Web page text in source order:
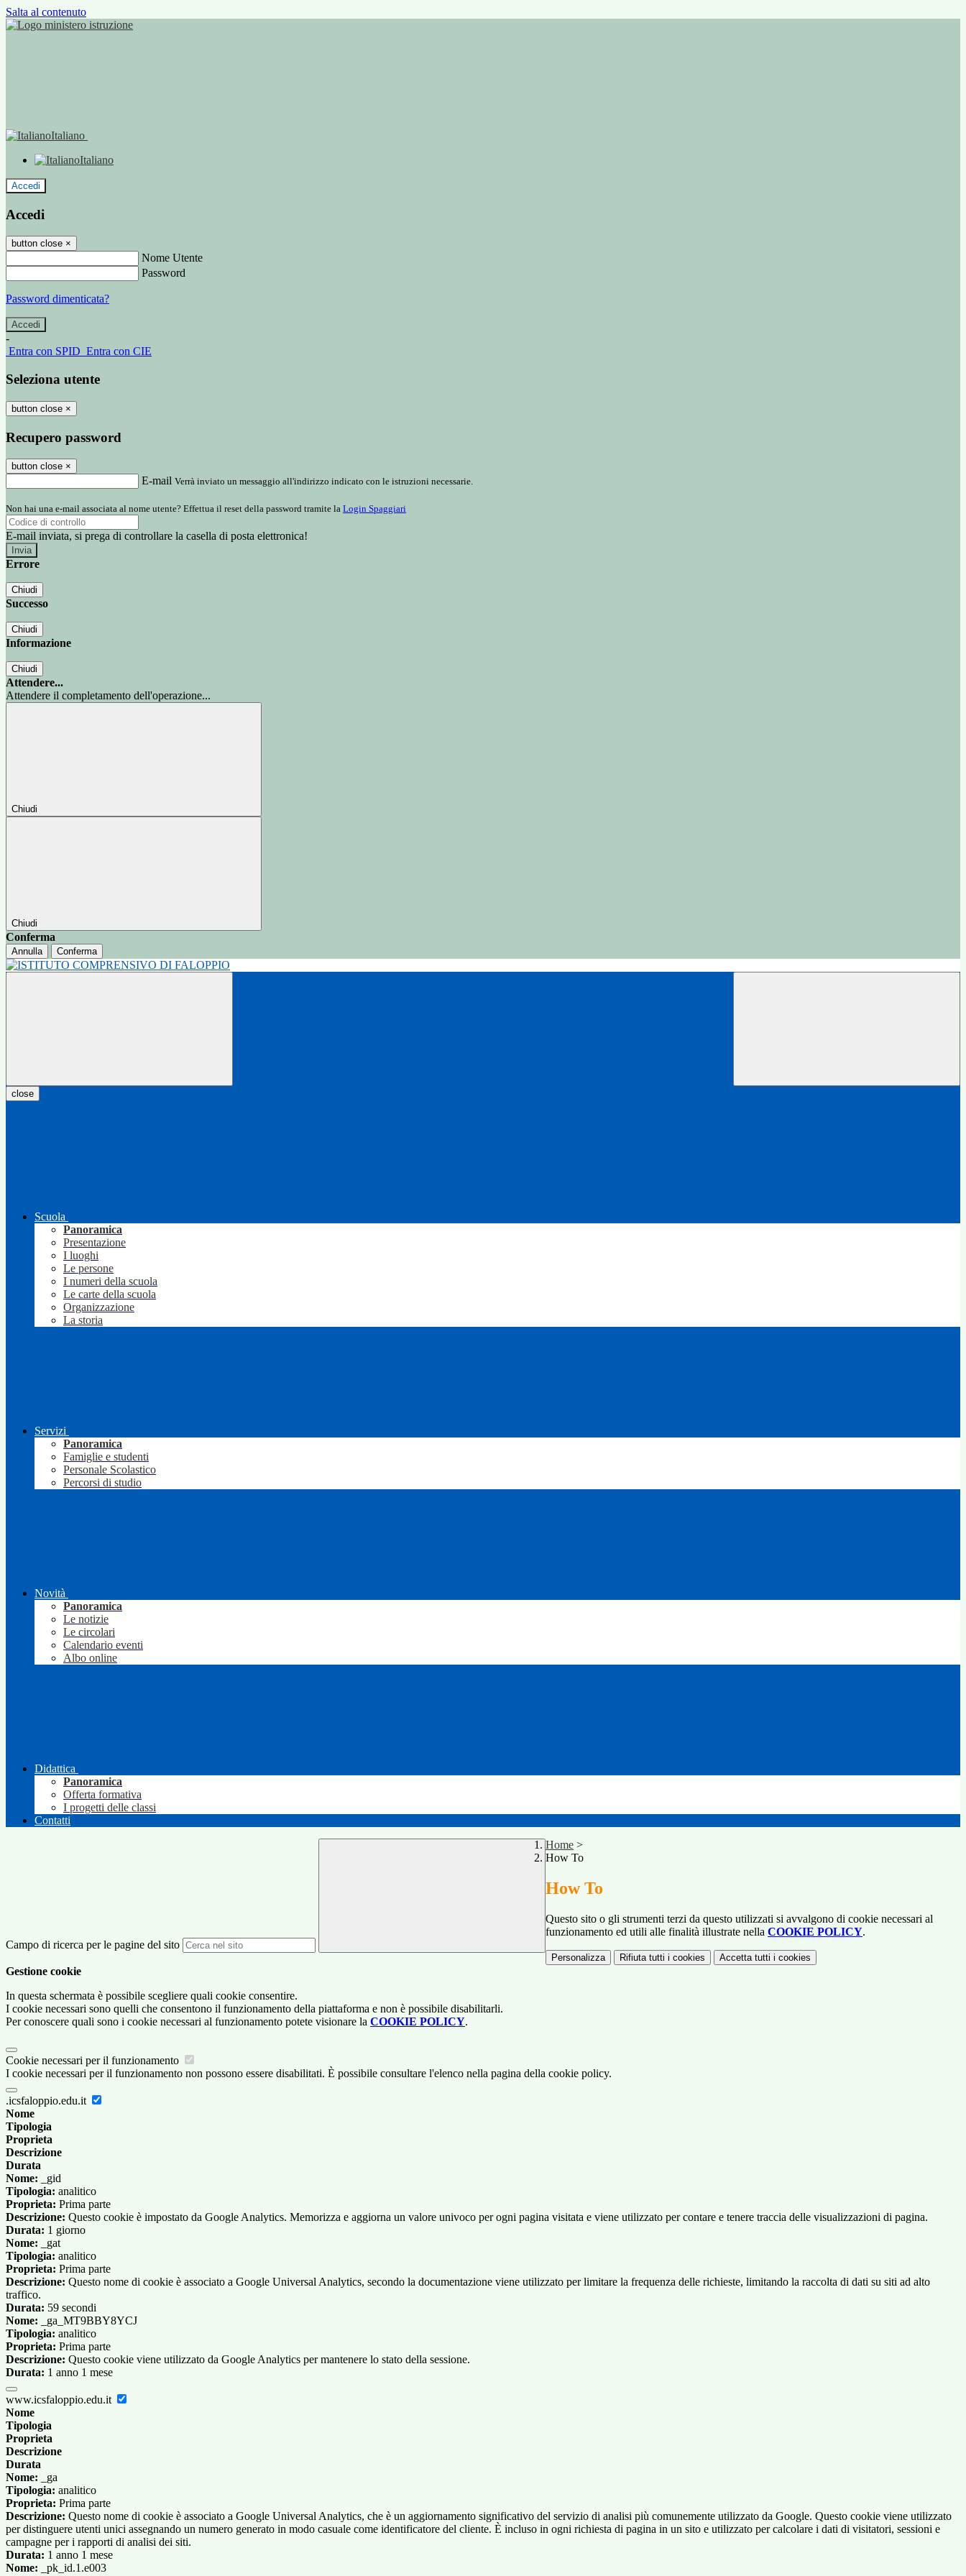
Salta al contenuto
Italiano
Italiano
Accedi
Accedi
button close ×
Nome Utente
Password
Password dimenticata?
-
Entra con SPID Entra con CIE
Seleziona utente
button close ×
Recupero password
button close ×
E-mail Verrà inviato un messaggio all'indirizzo indicato con le istruzioni necessarie.
Non hai una e-mail associata al nome utente? Effettua il reset della password tramite la Login Spaggiari
E-mail inviata, si prega di controllare la casella di posta elettronica!
Errore
Chiudi
Successo
Chiudi
Informazione
Chiudi
Attendere...
Attendere il completamento dell'operazione...
Chiudi
Chiudi
Conferma
Annulla Conferma
close
Scuola
Panoramica
Presentazione
I luoghi
Le persone
I numeri della scuola
Le carte della scuola
Organizzazione
La storia
Servizi
Panoramica
Famiglie e studenti
Personale Scolastico
Percorsi di studio
Novità
Panoramica
Le notizie
Le circolari
Calendario eventi
Albo online
Didattica
Panoramica
Offerta formativa
I progetti delle classi
Contatti
Campo di ricerca per le pagine del sito
Home >
How To
How To
Questo sito o gli strumenti terzi da questo utilizzati si avvalgono di cookie necessari al
funzionamento ed utili alle finalità illustrate nella COOKIE POLICY.
Personalizza Rifiuta tutti i cookies Accetta tutti i cookies
Gestione cookie
In questa schermata è possibile scegliere quali cookie consentire.
I cookie necessari sono quelli che consentono il funzionamento della piattaforma e non è possibile disabilitarli.
Per conoscere quali sono i cookie necessari al funzionamento potete visionare la COOKIE POLICY.
Cookie necessari per il funzionamento
I cookie necessari per il funzionamento non possono essere disabilitati. È possibile consultare l'elenco nella pagina della cookie policy.
.icsfaloppio.edu.it
Nome
Tipologia
Proprieta
Descrizione
Durata
Nome: _gid
Tipologia: analitico
Proprieta: Prima parte
Descrizione: Questo cookie è impostato da Google Analytics. Memorizza e aggiorna un valore univoco per ogni pagina visitata e viene utilizzato per contare e tenere traccia delle visualizzazioni di pagina.
Durata: 1 giorno
Nome: _gat
Tipologia: analitico
Proprieta: Prima parte
Descrizione: Questo nome di cookie è associato a Google Universal Analytics, secondo la documentazione viene utilizzato per limitare la frequenza delle richieste, limitando la raccolta di dati su siti ad alto
traffico.
Durata: 59 secondi
Nome: _ga_MT9BBY8YCJ
Tipologia: analitico
Proprieta: Prima parte
Descrizione: Questo cookie viene utilizzato da Google Analytics per mantenere lo stato della sessione.
Durata: 1 anno 1 mese
www.icsfaloppio.edu.it
Nome
Tipologia
Proprieta
Descrizione
Durata
Nome: _ga
Tipologia: analitico
Proprieta: Prima parte
Descrizione: Questo nome di cookie è associato a Google Universal Analytics, che è un aggiornamento significativo del servizio di analisi più comunemente utilizzato da Google. Questo cookie viene utilizzato
per distinguere utenti unici assegnando un numero generato in modo casuale come identificatore del cliente. È incluso in ogni richiesta di pagina in un sito e utilizzato per calcolare i dati di visitatori, sessioni e
campagne per i rapporti di analisi dei siti.
Durata: 1 anno 1 mese
Nome: _pk_id.1.e003